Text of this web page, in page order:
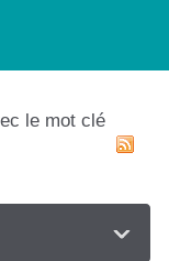
le mot clé